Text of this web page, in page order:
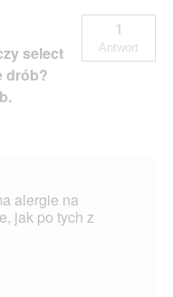
select
drób?
1
Antwort
alergie na
jak po tych z